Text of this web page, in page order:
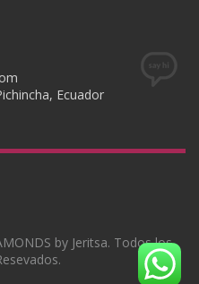
Ecuador
by Jeritsa. Todos los